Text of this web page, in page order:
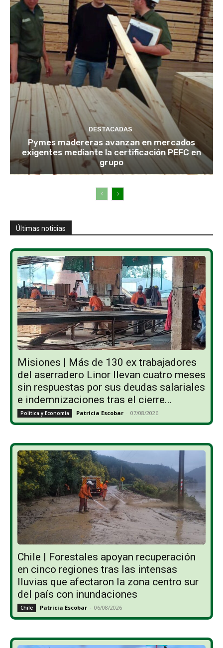
DESTACADAS
Pymes madereras avanzan en mercados
exigentes mediante la certificación PEFC en
grupo
Últimas noticias
Misiones | Más de 130 ex trabajadores
del aserradero Linor llevan cuatro meses
sin respuestas por sus deudas salariales
e indemnizaciones tras el cierre...
Política y Economía Patricia Escobar - 07/08/2026
Chile | Forestales apoyan recuperación
en cinco regiones tras las intensas
lluvias que afectaron la zona centro sur
del país con inundaciones
Chile Patricia Escobar - 06/08/2026